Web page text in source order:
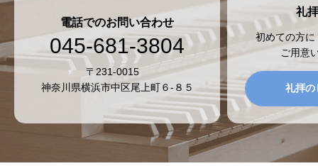
電話でのお問い合わせ
045-681-3804
〒231-0015
神奈川県横浜市中区尾上町６-８５
礼
初めての方
ご用意
礼拝の